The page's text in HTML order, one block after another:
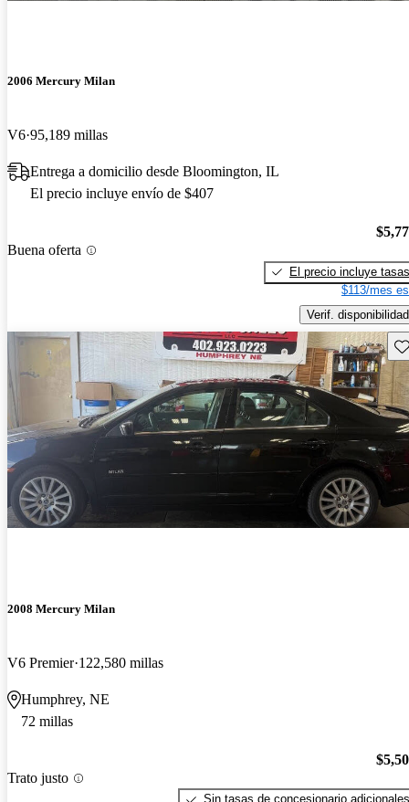
2006 Mercury Milan
V6 95,189 millas
Entrega a domicilio desde Bloomington, IL
El precio incluye envío de $407
Buena oferta
El precio incluye tasas
$113/mes
Verif. disponibilidad
2008 Mercury Milan
V6 Premier 122,580 millas
Humphrey, NE
72 millas
Trato justo
Sin tasas de concesionario adicionales